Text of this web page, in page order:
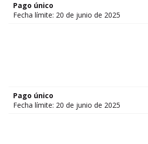
Pago único
Fecha límite: 20 de junio de 2025
Pago único
Fecha límite: 20 de junio de 2025